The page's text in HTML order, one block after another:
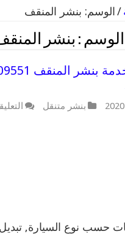
/ الوسم: بنشر المنقف
: بنشر
بنشر متنقل
حسب نوع السيارة,